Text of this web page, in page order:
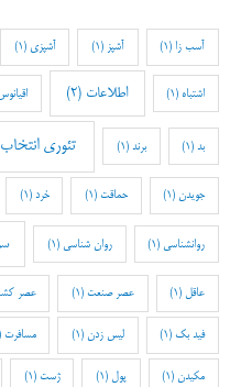
آسب زا (1) آشپز (1) آشپزی (1)
اشتباه (1) اطلاعات (2)
بد(1) برند (1) تئوری انتخاب
جویدن (1) حماقت (1) خرد (1)
روانشناسی (1) روان شناسی (1)
عاقل (1) عصر صنعت (1) عصر
فید بک(1) لیس زدن (1) مسافرت (1)
مکیدن (1) پول (1) ژست (1)